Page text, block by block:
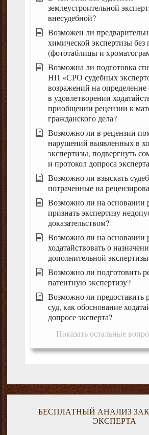
землеустроительной
внесудебной?
Возможен ли
химической экспертизы
(фототаблицы и
Возможна ли подготовка
НП «СРО судебных
возражений на определение
в удовлетворении
приобщении рецензии к
гражданского дела?
Возможно ли в рецензии
нарушений выявленных в
экспертизы, подвергнуть
и протокол допроса
Возможно ли взыскать
потраченные на
Возможно ли на основании
признать экспертизу
доказательством?
Возможно ли на основании
ходатайствовать о
дополнительной
Возможно ли подготовить
патентную экспертизу?
Возможно ли предоставить
суд, как обоснование
допросе эксперта?
Показать остальные
БЕСПЛАТНЫЙ АНАЛИЗ
ЭКСПЕРТА